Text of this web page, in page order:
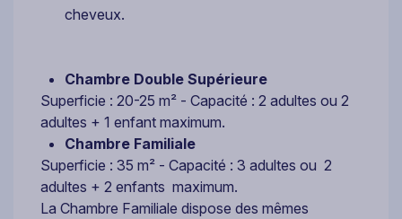
cheveux.
Chambre Double Supérieure
Superficie : 20-25 m² - Capacité : 2 adultes ou 2
adultes + 1 enfant maximum.
Chambre Familiale
Superficie : 35 m² - Capacité : 3 adultes ou 2
adultes + 2 enfants maximum.
La Chambre Familiale dispose des mêmes